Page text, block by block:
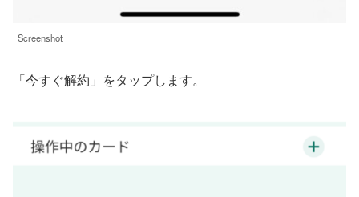
Screenshot
「今すぐ解約」をタップします。